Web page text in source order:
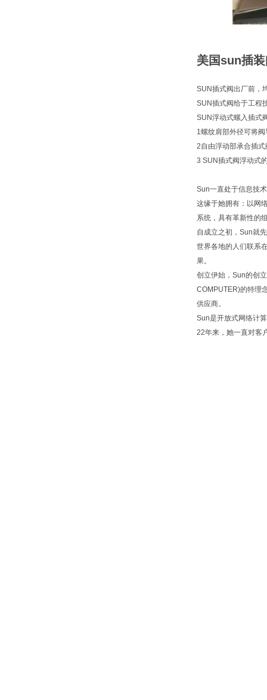
美国sun插
SUN插式阀出厂前，
SUN插式阀给于工程
SUN浮动式螺入插
1螺纹肩部外径可将
2自由浮动部承合插
3 SUN插式阀浮动式
Sun一直处于信息技
这缘于她拥有：以网
系统，具有革新性的
自成立之初，Sun就
世界各地的人们联系
果。
创立伊始，Sun的创
COMPUTER)的特理
供应商。
Sun是开放式网络计
22年来，她一直对客